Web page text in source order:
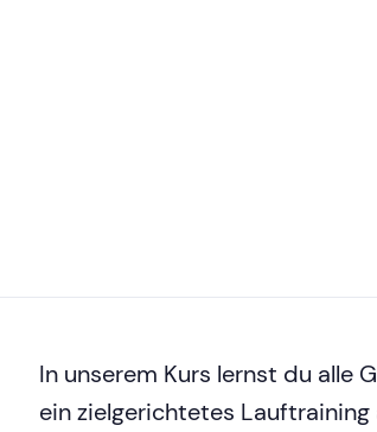
In unserem Kurs lernst du alle
ein zielgerichtetes